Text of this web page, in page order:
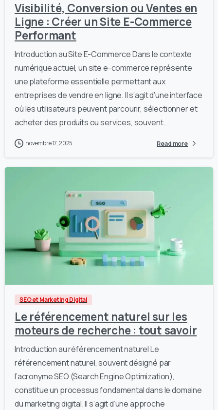
Visibilité, Conversion ou Ventes en
Ligne : Créer un Site E-Commerce
Performant
Introduction au Site E-Commerce Dans le contexte
numérique actuel, un site e-commerce représente
une plateforme essentielle permettant aux
entreprises de vendre en ligne. Il s’agit d’une interface
où les utilisateurs peuvent parcourir, sélectionner et
acheter des produits ou services, souvent...
novembre 17, 2025 Read more
SEO et Marketing Digital
Le référencement naturel sur les
moteurs de recherche : tout savoir
Introduction au référencement naturel Le
référencement naturel, souvent désigné par
l’acronyme SEO (Search Engine Optimization),
constitue un processus fondamental dans le domaine
du marketing digital. Il s’agit d’une approche